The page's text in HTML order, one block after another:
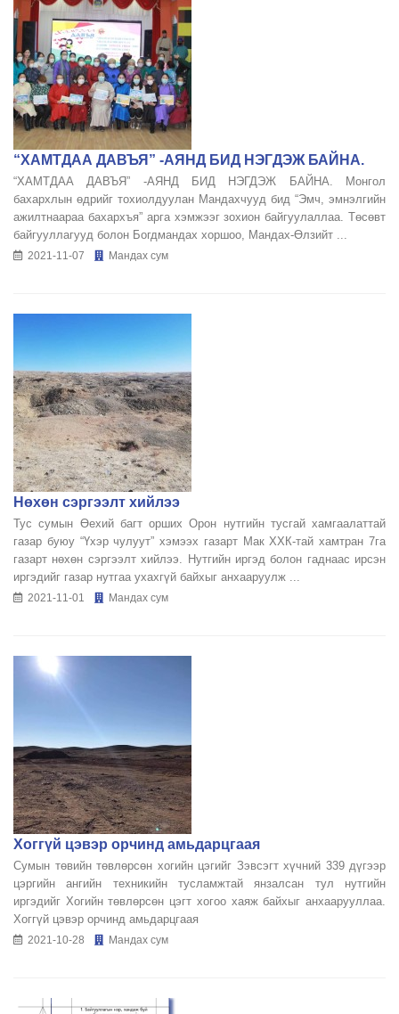
“ХАМТДАА ДАВЪЯ” -АЯНД БИД НЭГДЭЖ БАЙНА.
“ХАМТДАА ДАВЪЯ” -АЯНД БИД НЭГДЭЖ БАЙНА. Монгол
бахархлын өдрийг тохиолдуулан Мандахчууд бид “Эмч, эмнэлгийн
ажилтнаараа бахархъя” арга хэмжээг зохион байгуулаллаа. Төсөвт
байгууллагууд болон Богдмандах хоршоо, Мандах-Өлзийт ...
2021-11-07 Мандах сум
Нөхөн сэргээлт хийлээ
Тус сумын Өехий багт орших Орон нутгийн тусгай хамгаалаттай
газар буюу “Үхэр чулуут” хэмээх газарт Мак ХХК-тай хамтран 7га
газарт нөхөн сэргээлт хийлээ. Нутгийн иргэд болон гаднаас ирсэн
иргэдийг газар нутгаа ухахгүй байхыг анхааруулж ...
2021-11-01 Мандах сум
Хоггүй цэвэр орчинд амьдарцгаая
Сумын төвийн төвлөрсөн хогийн цэгийг Зэвсэгт хүчний 339 дүгээр
цэргийн ангийн техникийн тусламжтай янзалсан тул нутгийн
иргэдийг Хогийн төвлөрсөн цэгт хогоо хаяж байхыг анхаарууллаа.
Хоггүй цэвэр орчинд амьдарцгаая
2021-10-28 Мандах сум